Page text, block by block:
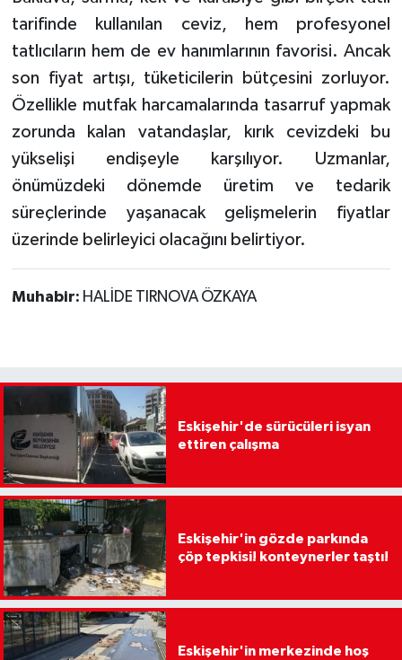
tarifinde kullanılan ceviz, hem profesyonel
tatlıcıların hem de ev hanımlarının favorisi. Ancak
son fiyat artışı, tüketicilerin bütçesini zorluyor.
Özellikle mutfak harcamalarında tasarruf yapmak
zorunda kalan vatandaşlar, kırık cevizdeki bu
yükselişi endişeyle karşılıyor. Uzmanlar,
önümüzdeki dönemde üretim ve tedarik
süreçlerinde yaşanacak gelişmelerin fiyatlar
üzerinde belirleyici olacağını belirtiyor.
Muhabir: HALİDE TIRNOVA ÖZKAYA
Eskişehir'de sürücüleri isyan
ettiren çalışma
Eskişehir'in gözde parkında
çöp tepkisi! konteynerler taştı!
Eskişehir'in merkezinde hoş